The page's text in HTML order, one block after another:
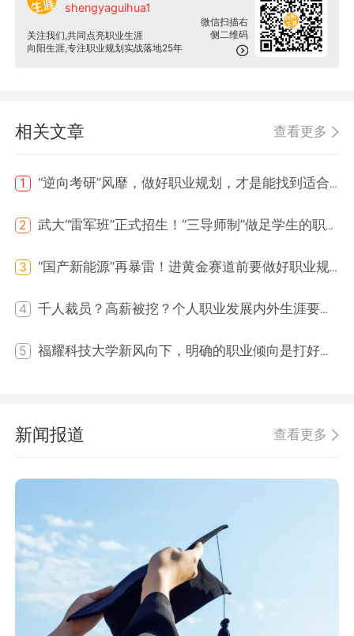
微信扫描右
侧二维码
shengyaguihua1
关注我们,共同点亮职业生涯
向阳生涯,专注职业规划实战落地25年
相关文章 查看更多
1 “逆向考研”风靡，做好职业规划，才是能找到适合方向！
2 武大“雷军班”正式招生！“三导师制”做足学生的职业规划！
3 “国产新能源”再暴雷！进黄金赛道前要做好职业规划！
4 千人裁员？高薪被挖？个人职业发展内外生涯要匹配！
5 福耀科技大学新风向下，明确的职业倾向是打好未来职业生涯的基础！
新闻报道 查看更多